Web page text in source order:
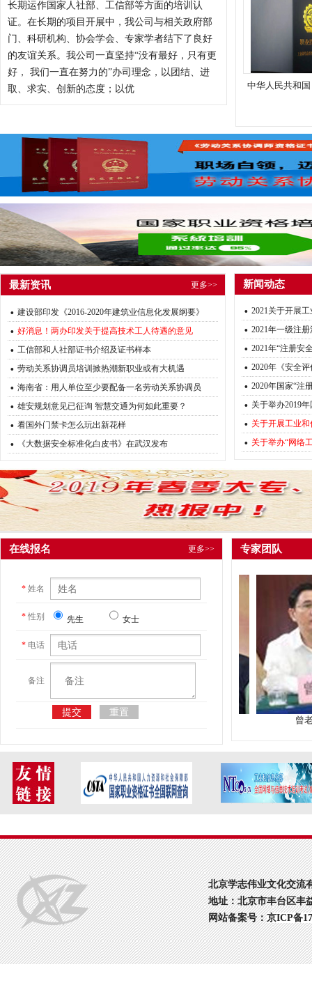
长期运作国家人社部、工信部等方面的培训认
证。在长期的项目开展中，我公司与相关政府部
门、科研机构、协会学会、专家学者结下了良好
的友谊关系。我公司一直坚持“没有最好，只有更
好， 我们一直在努力的”办司理念，以团结、进
取、求实、创新的态度；以优
中华人民共和
最新资讯 更多>>
· 建设部印发《2016-2020年建筑业信息化发展纲要》
· 好消息！两办印发关于提高技术工人待遇的意见
· 工信部和人社部证书介绍及证书样本
· 劳动关系协调员培训掀热潮新职业或有大机遇
· 海南省：用人单位至少要配备一名劳动关系协调员
· 雄安规划意见已征询 智慧交通为何如此重要？
· 看国外门禁卡怎么玩出新花样
· 《大数据安全标准化白皮书》在武汉发布
新闻动态
· 2021关于开展
· 2021年一级注
· 2021年“注册安
· 2020年《安全
· 2020年国家“注
· 关于举办2019
· 关于开展工业
· 关于举办“网络
在线报名 更多>>
* 姓名
* 性别 先生 女士
* 电话
备注
专家团队
宫老师 曾老师
北京学志伟业文化交流
地址：北京市丰台区丰
网站备案号：京ICP备